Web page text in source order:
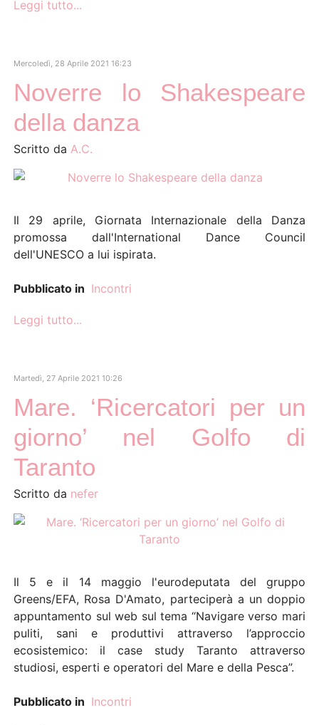
Leggi tutto...
Mercoledì, 28 Aprile 2021 16:23
Noverre lo Shakespeare
della danza
Scritto da A.C.
Il 29 aprile, Giornata Internazionale della Danza
promossa dall'International Dance Council
dell'UNESCO a lui ispirata.
Pubblicato in Incontri
Leggi tutto...
Martedì, 27 Aprile 2021 10:26
Mare. ‘Ricercatori per un
giorno’ nel Golfo di
Taranto
Scritto da nefer
Il 5 e il 14 maggio l'eurodeputata del gruppo
Greens/EFA, Rosa D'Amato, parteciperà a un doppio
appuntamento sul web sul tema “Navigare verso mari
puliti, sani e produttivi attraverso l’approccio
ecosistemico: il case study Taranto attraverso
studiosi, esperti e operatori del Mare e della Pesca”.
Pubblicato in Incontri